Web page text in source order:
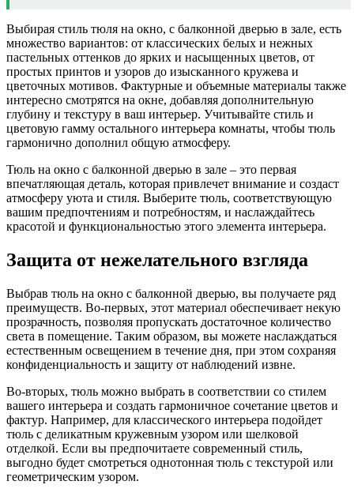
Выбирая стиль тюля на окно, с балконной дверью в зале, есть
множество вариантов: от классических белых и нежных
пастельных оттенков до ярких и насыщенных цветов, от
простых принтов и узоров до изысканного кружева и
цветочных мотивов. Фактурные и объемные материалы также
интересно смотрятся на окне, добавляя дополнительную
глубину и текстуру в ваш интерьер. Учитывайте стиль и
цветовую гамму остального интерьера комнаты, чтобы тюль
гармонично дополнил общую атмосферу.
Тюль на окно с балконной дверью в зале – это первая
впечатляющая деталь, которая привлечет внимание и создаст
атмосферу уюта и стиля. Выберите тюль, соответствующую
вашим предпочтениям и потребностям, и наслаждайтесь
красотой и функциональностью этого элемента интерьера.
Защита от нежелательного взгляда
Выбрав тюль на окно с балконной дверью, вы получаете ряд
преимуществ. Во-первых, этот материал обеспечивает некую
прозрачность, позволяя пропускать достаточное количество
света в помещение. Таким образом, вы можете наслаждаться
естественным освещением в течение дня, при этом сохраняя
конфиденциальность и защиту от наблюдений извне.
Во-вторых, тюль можно выбрать в соответствии со стилем
вашего интерьера и создать гармоничное сочетание цветов и
фактур. Например, для классического интерьера подойдет
тюль с деликатным кружевным узором или шелковой
отделкой. Если вы предпочитаете современный стиль,
выгодно будет смотреться однотонная тюль с текстурой или
геометрическим узором.